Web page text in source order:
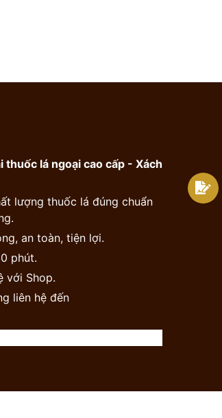
thuốc lá ngoại cao cấp - Xách
lượng thuốc lá đúng chuẩn
an toàn, tiện lợi.
phút.
với Shop.
liên hệ đến